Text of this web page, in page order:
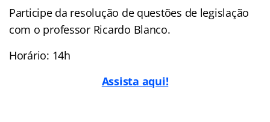
Participe da resolução de questões de legislação
com o professor Ricardo Blanco.
Horário: 14h
Assista aqui!